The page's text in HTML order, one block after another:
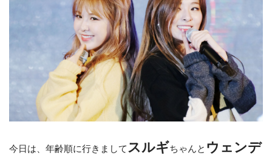
今日は、年齢順に行きまして スルギちゃんと ウェンデ